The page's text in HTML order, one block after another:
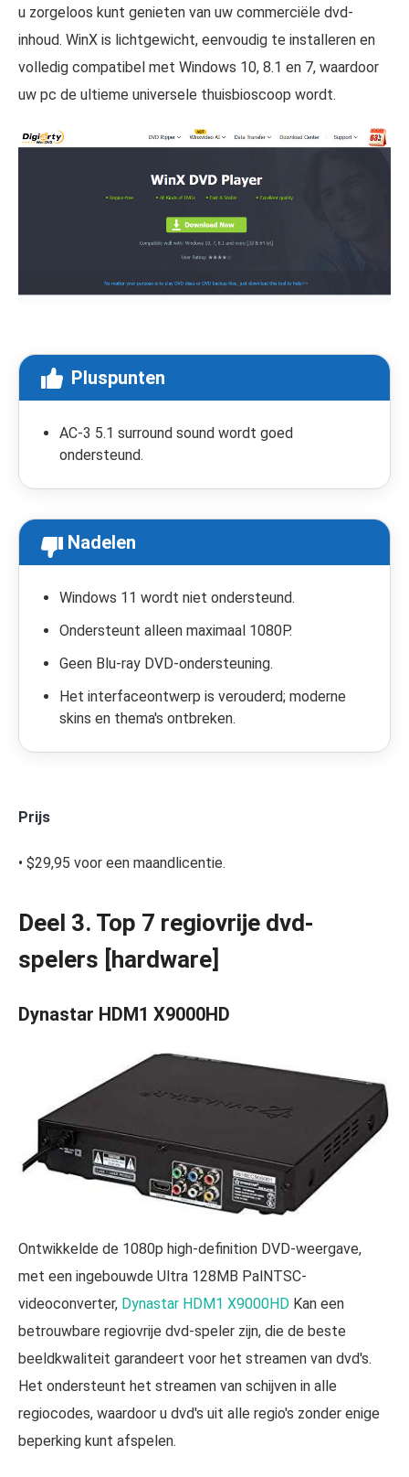
u zorgeloos kunt genieten van uw commerciële dvd-
inhoud. WinX is lichtgewicht, eenvoudig te installeren en
volledig compatibel met Windows 10, 8.1 en 7, waardoor
uw pc de ultieme universele thuisbioscoop wordt.
Pluspunten
AC-3 5.1 surround sound wordt goed
ondersteund.
Nadelen
Windows 11 wordt niet ondersteund.
Ondersteunt alleen maximaal 1080P.
Geen Blu-ray DVD-ondersteuning.
Het interfaceontwerp is verouderd; moderne
skins en thema's ontbreken.
Prijs
• $29,95 voor een maandlicentie.
Deel 3. Top 7 regiovrije dvd-
spelers [hardware]
Dynastar HDM1 X9000HD
Ontwikkelde de 1080p high-definition DVD-weergave,
met een ingebouwde Ultra 128MB PalNTSC-
videoconverter, Dynastar HDM1 X9000HD Kan een
betrouwbare regiovrije dvd-speler zijn, die de beste
beeldkwaliteit garandeert voor het streamen van dvd's.
Het ondersteunt het streamen van schijven in alle
regiocodes, waardoor u dvd's uit alle regio's zonder enige
beperking kunt afspelen.